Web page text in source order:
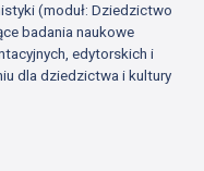
(moduł: Dziedzictwo
badania naukowe
edytorskich i
dla dziedzictwa i kultury